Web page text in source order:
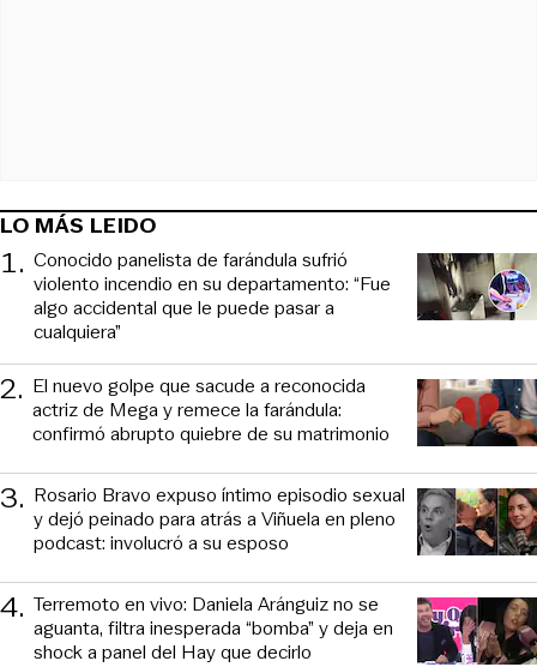
LO MÁS LEIDO
1. Conocido panelista de farándula sufrió
violento incendio en su departamento: “Fue
algo accidental que le puede pasar a
cualquiera”
2. El nuevo golpe que sacude a reconocida
actriz de Mega y remece la farándula:
confirmó abrupto quiebre de su matrimonio
3. Rosario Bravo expuso íntimo episodio sexual
y dejó peinado para atrás a Viñuela en pleno
podcast: involucró a su esposo
4. Terremoto en vivo: Daniela Aránguiz no se
aguanta, filtra inesperada “bomba” y deja en
shock a panel del Hay que decirlo